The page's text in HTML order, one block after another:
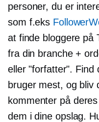
personer, du er
som f.eks
at finde bloggere på
fra din branche +
eller "forfatter". Find
bruger mest, og bliv
kommenter på
dem i dine opslag.